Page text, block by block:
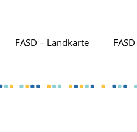
FASD – Landkarte